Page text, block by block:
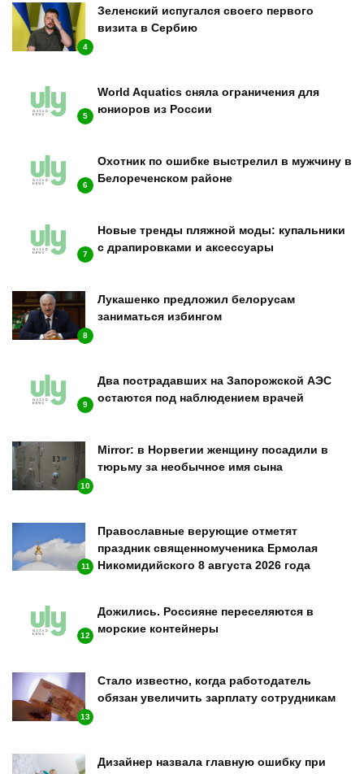
4
Зеленский испугался своего первого
визита в Сербию
5
World Aquatics сняла ограничения для
юниоров из России
6
Охотник по ошибке выстрелил в мужчину в
Белореченском районе
7
Новые тренды пляжной моды: купальники
с драпировками и аксессуары
8
Лукашенко предложил белорусам
заниматься избингом
9
Два пострадавших на Запорожской АЭС
остаются под наблюдением врачей
10
Mirror: в Норвегии женщину посадили в
тюрьму за необычное имя сына
11
Православные верующие отметят
праздник священномученика Ермолая
Никомидийского 8 августа 2026 года
12
Дожились. Россияне переселяются в
морские контейнеры
13
Стало известно, когда работодатель
обязан увеличить зарплату сотрудникам
Дизайнер назвала главную ошибку при